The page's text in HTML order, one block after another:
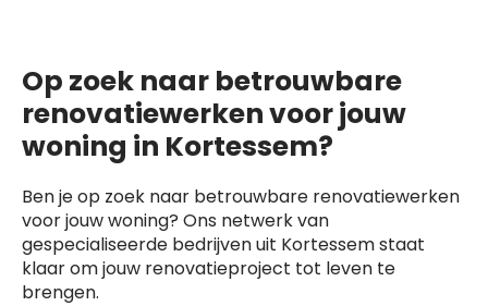
Op zoek naar betrouwbare
renovatiewerken voor jouw
woning in Kortessem?
Ben je op zoek naar betrouwbare renovatiewerken
voor jouw woning? Ons netwerk van
gespecialiseerde bedrijven uit Kortessem staat
klaar om jouw renovatieproject tot leven te
brengen.